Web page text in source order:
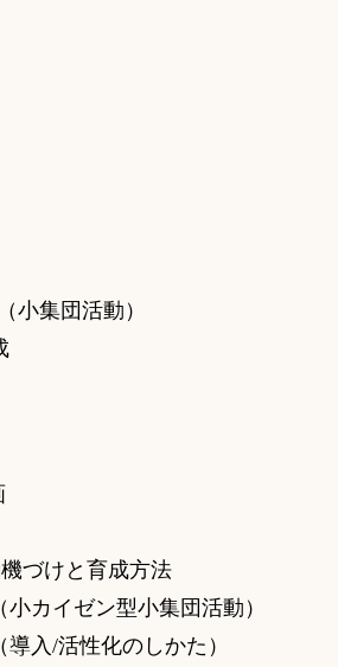
小集団活動）
づけと育成方法
カイゼン型小集団活動）
入/活性化のしかた）